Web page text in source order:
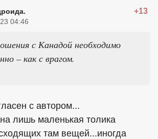
+13
04:46
с Канадой необходимо
– как с врагом.
с автором...
лишь маленькая толика
там вещей...иногда